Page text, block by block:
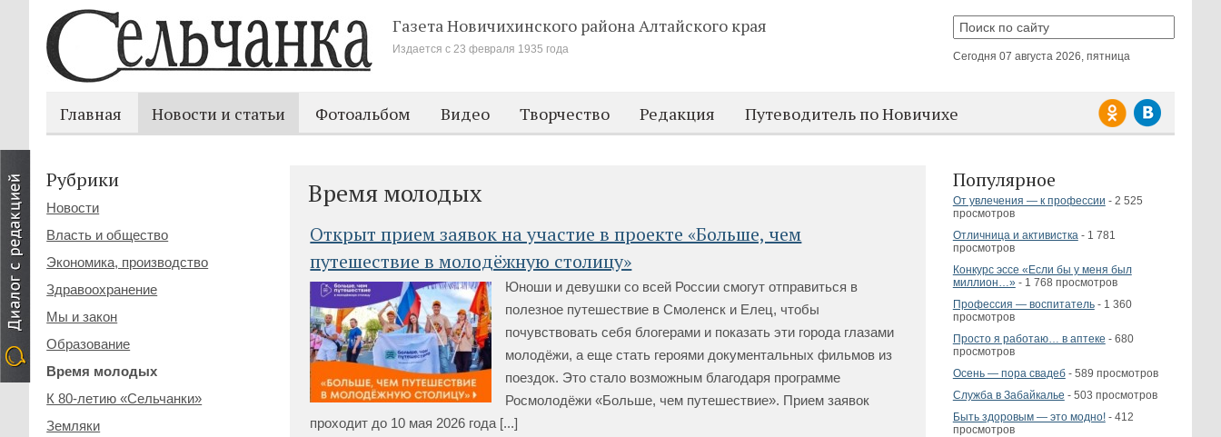
Газета Новичихинского районаАлтайского края
Издается с 23 февраля 1935 года
Сегодня 07 августа 2026, пятница
Главная Новости и статьи Фотоальбом Видео Творчество Редакция Путеводитель по Новичихе
Популярное
От увлечения — к профессии - 2 525
просмотров
Отличница и активистка- 1 781
просмотров
Конкурс эссе «Если бы у меня был
миллион…»- 1 768 просмотров
Профессия — воспитатель- 1 360
просмотров
Просто я работаю… в аптеке - 680
просмотров
Осень — пора свадеб- 589 просмотров
Служба в Забайкалье - 503 просмотров
Быть здоровым — это модно!- 412
просмотров
Время молодых
Открыт прием заявок на участие в проекте «Больше, чем
путешествие в молодёжную столицу»
Юноши и девушки со всей России смогут отправиться в
полезное путешествие в Смоленск и Елец, чтобы
почувствовать себя блогерами и показать эти города глазами
молодёжи, а еще стать героями документальных фильмов из
поездок. Это стало возможным благодаря программе
Росмолодёжи «Больше, чем путешествие». Прием заявок
проходит до 10 мая 2026 года [...]
Рубрики
Новости
Власть и общество
Экономика, производство
Здравоохранение
Мы и закон
Образование
Время молодых
К 80-летию «Сельчанки»
Земляки